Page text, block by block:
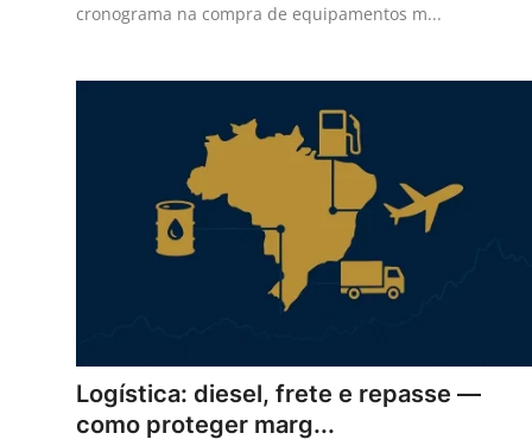
cronograma na compra de equipamentos m...
Logística: diesel, frete e repasse —
como proteger marg...